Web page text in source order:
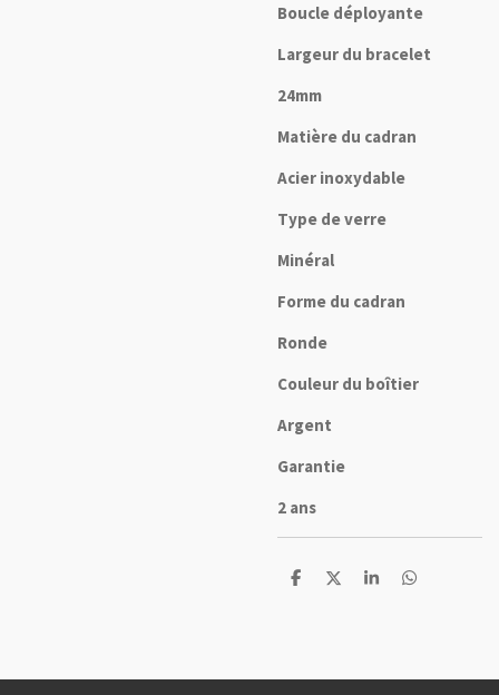
Boucle déployante
Largeur du bracelet
24mm
Matière du cadran
Acier inoxydable
Type de verre
Minéral
Forme du cadran
Ronde
Couleur du boîtier
Argent
Garantie
2 ans
P
e
P
e
P
e
P
e